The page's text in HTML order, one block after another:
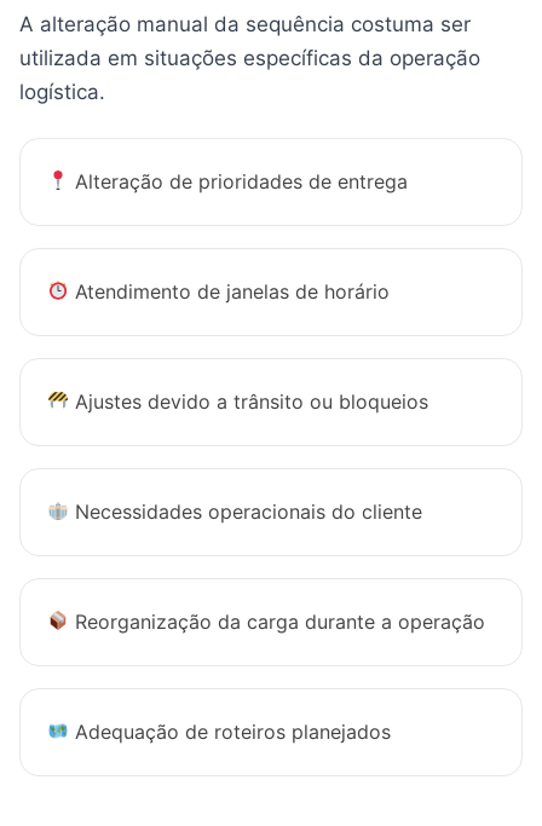
A alteração manual da sequência costuma ser
utilizada em situações específicas da operação
logística.
Alteração de prioridades de entrega
Atendimento de janelas de horário
Ajustes devido a trânsito ou bloqueios
Necessidades operacionais do cliente
Reorganização da carga durante a operação
Adequação de roteiros planejados